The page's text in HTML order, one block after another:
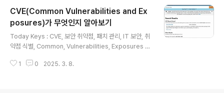
니다. 프록시 서버를 통해 사용자는 외부 서버와 직접 통신하지 않으며, 프록시
서버만이 외부 서버와의 접점을 형성합니다. 이를 통해 클라이언트의 실제 IP가
노출되지 않으며, 네트워크 분리 및 보안 강화 효과를..
CVE(Common Vulnerabilities and Ex
posures)가 무엇인지 알아보기
Today Keys : CVE, 보안 취약점, 패치 관리, IT 보안, 취
약점 식별, Common, Vulnerabilities, Exposures 이
식별과 관리에 활용되는 CVE(Common Vulnerabilitie
1 0 2025. 3. 8.